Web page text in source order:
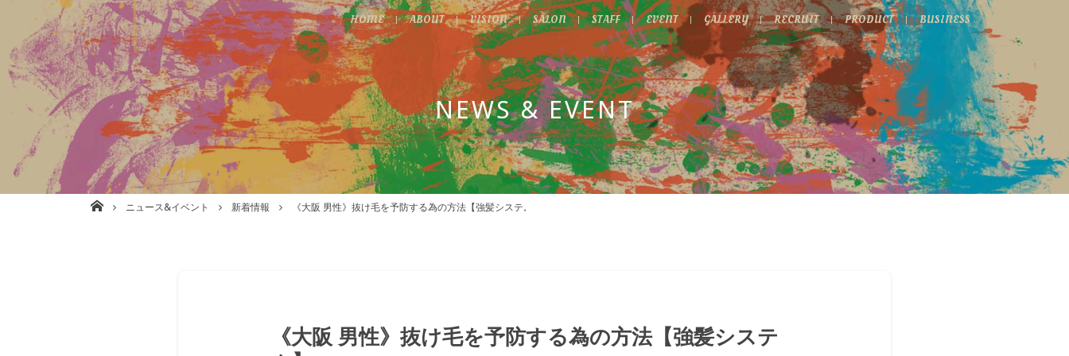
NEWS & EVENT
HOME ABOUT VISION SALON STAFF EVENT GALLERY RECRUIT PRODUCT BUSINESS
株式会社babel 美容室/理容室/ネイル/各種事業運営 大阪
ニュース&イベント 新着情報 《大阪 男性》抜け毛を予防する為の方法【強髪システム】
《大阪 男性》抜け毛を予防する為の方法【強髪システ